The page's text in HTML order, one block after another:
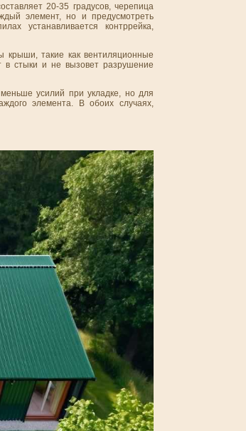
20-35 градусов, черепица
элемент, но и предусмотреть
устанавливается контррейка,
крыши, такие как вентиляционные
в стыки и не вызовет разрушение
усилий при укладке, но для
элемента. В обоих случаях,